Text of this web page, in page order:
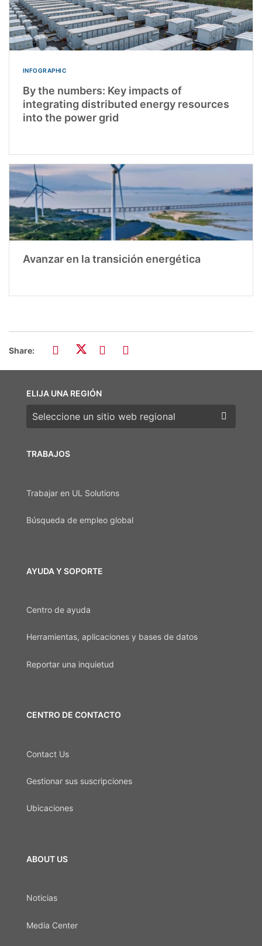
INFOGRAPHIC
By the numbers: Key impacts of
integrating distributed energy resources
into the power grid
Avanzar en la transición energética
Share:
TRABAJOS
Trabajar en UL Solutions
Búsqueda de empleo global
AYUDA Y SOPORTE
Centro de ayuda
Herramientas, aplicaciones y bases de datos
Reportar una inquietud
CENTRO DE CONTACTO
Contact Us
Gestionar sus suscripciones
Ubicaciones
ABOUT US
Noticias
Media Center
ELIJA UNA REGIÓN
Elija una región